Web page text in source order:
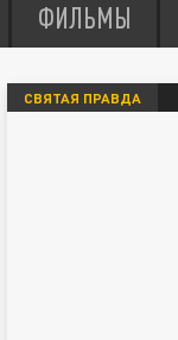
ФИЛЬМЫ
СВЯТАЯ ПРАВДА